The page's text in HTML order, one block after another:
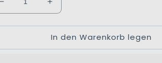
Verringere
die
Menge
Norwegischer
Erhöhe
die
Menge
für
Norwegischer
In den Warenkorb legen